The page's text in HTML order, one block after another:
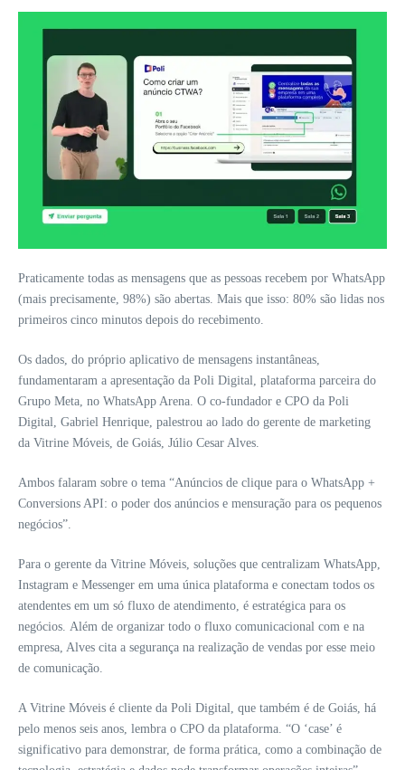
Praticamente todas as mensagens que as pessoas recebem por WhatsApp
(mais precisamente, 98%) são abertas. Mais que isso: 80% são lidas nos
primeiros cinco minutos depois do recebimento.
Os dados, do próprio aplicativo de mensagens instantâneas,
fundamentaram a apresentação da Poli Digital, plataforma parceira do
Grupo Meta, no WhatsApp Arena. O co-fundador e CPO da Poli
Digital, Gabriel Henrique, palestrou ao lado do gerente de marketing
da Vitrine Móveis, de Goiás, Júlio Cesar Alves.
Ambos falaram sobre o tema “Anúncios de clique para o WhatsApp +
Conversions API: o poder dos anúncios e mensuração para os pequenos
negócios”.
Para o gerente da Vitrine Móveis, soluções que centralizam WhatsApp,
Instagram e Messenger em uma única plataforma e conectam todos os
atendentes em um só fluxo de atendimento, é estratégica para os
negócios. Além de organizar todo o fluxo comunicacional com e na
empresa, Alves cita a segurança na realização de vendas por esse meio
de comunicação.
A Vitrine Móveis é cliente da Poli Digital, que também é de Goiás, há
pelo menos seis anos, lembra o CPO da plataforma. “O ‘case’ é
significativo para demonstrar, de forma prática, como a combinação de